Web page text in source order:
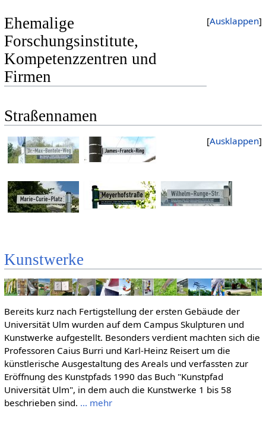
Ausklappen
Ehemalige
Forschungsinstitute,
Kompetenzzentren und
Firmen
Straßennamen
Ausklappen
Kunstwerke
Bereits kurz nach Fertigstellung der ersten Gebäude der
Universität Ulm wurden auf dem Campus Skulpturen und
Kunstwerke aufgestellt. Besonders verdient machten sich die
Professoren Caius Burri und Karl-Heinz Reisert um die
künstlerische Ausgestaltung des Areals und verfassten zur
Eröffnung des Kunstpfads 1990 das Buch "Kunstpfad
Universität Ulm", in dem auch die Kunstwerke 1 bis 58
beschrieben sind. ... mehr